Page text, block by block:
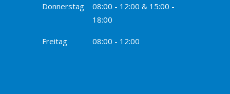
Donnerstag
08:00 - 12:00 & 15:00 -
18:00
Freitag 08:00 - 12:00